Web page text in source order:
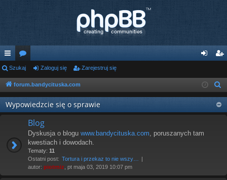
ię
ce
j
…
or
a og
uj
si
ej
es
tru
Szukaj Zaloguj się Zarejestruj się
forum.bandycituska.com
Wypowiedzcie się o sprawie
Blog
Dyskusja o blogu www.bandycituska.com, poruszanych tam
kwestiach i dowodach.
Tematy: 11
Ostatni post: Tortura i przekaz to nie wszy…
autor: piotrniz , pt maja 03, 2019 10:07 pm